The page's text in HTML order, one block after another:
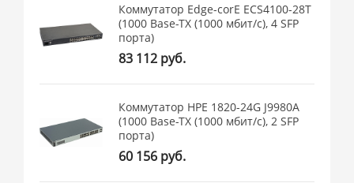
Коммутатор Edge-corE ECS4100-28T
(1000 Base-TX (1000 мбит/с), 4 SFP
порта)
83 112 руб.
Коммутатор HPE 1820-24G J9980A
(1000 Base-TX (1000 мбит/с), 2 SFP
порта)
60 156 руб.